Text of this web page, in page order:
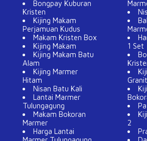
Bongpay Kuburan
Kristen
Kijing Makam
Perjamuan Kudus
Makam Kristen Box
Kijing Makam
Kijing Makam Batu
Alam
Kijing Marmer
Hitam
Nisan Batu Kali
Lantai Marmer
Tulungagung
Makam Bokoran
Marmer
Harga Lantai
1 Set
Granit
2